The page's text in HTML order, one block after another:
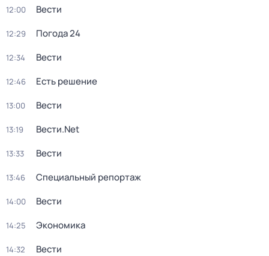
12:00 Вести
12:29 Погода 24
12:34 Вести
12:46 Есть решение
13:00 Вести
13:19 Вести.Net
13:33 Вести
13:46 Специальный репортаж
14:00 Вести
14:25 Экономика
14:32 Вести